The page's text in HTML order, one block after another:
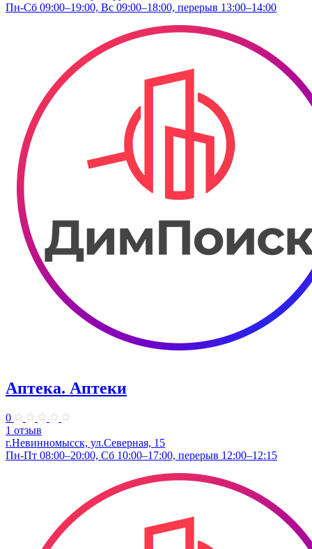
Пн-Сб 09:00–19:00, Вс 09:00–18:00, перерыв 13:00–14:00
Аптека. Аптеки
0
1 отзыв
г.Невинномысск, ул.Северная, 15
Пн-Пт 08:00–20:00, Сб 10:00–17:00, перерыв 12:00–12:15